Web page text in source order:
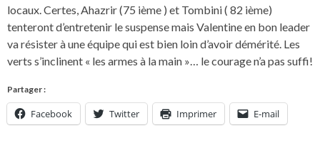
locaux. Certes, Ahazrir (75 ième ) et Tombini ( 82 ième)
tenteront d’entretenir le suspense mais Valentine en bon leader
va résister à une équipe qui est bien loin d’avoir démérité. Les
verts s’inclinent « les armes à la main »… le courage n’a pas suffi!
Partager :
Facebook Twitter Imprimer E-mail